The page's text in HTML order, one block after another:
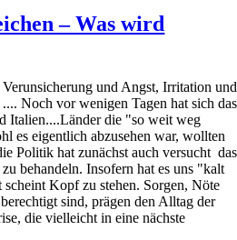
– Was wird
und Angst, Irritation und
Noch vor wenigen Tagen hat sich das
Italien....Länder die "so weit weg
es eigentlich abzusehen war, wollten
Politik hat zunächst auch versucht das
behandeln. Insofern hat es uns "kalt
Kopf zu stehen. Sorgen, Nöte
sind, prägen den Alltag der
die vielleicht in eine nächste